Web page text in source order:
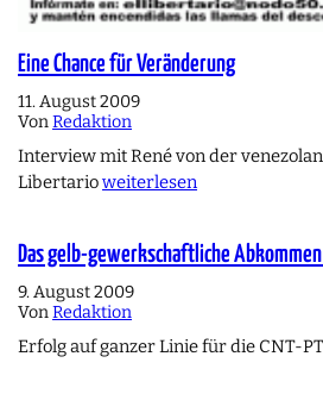
Eine Chance für Veränderung
11. August 2009
VonRedaktion
Interview mit René von der
Libertarioweiterlesen
Das gelb-gewerkschaftliche
9. August 2009
VonRedaktion
Erfolg auf ganzer Linie für die CNT-